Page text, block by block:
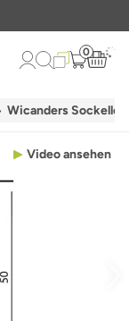
0
Wicanders
Video ansehen